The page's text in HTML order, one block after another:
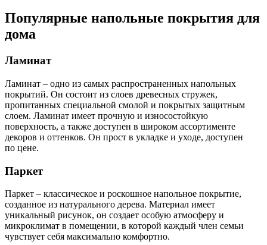
Популярные напольные покрытия для
дома
Ламинат
Ламинат – одно из самых распространенных напольных
покрытий. Он состоит из слоев древесных стружек,
пропитанных специальной смолой и покрытых защитным
слоем. Ламинат имеет прочную и износостойкую
поверхность, а также доступен в широком ассортименте
декоров и оттенков. Он прост в укладке и уходе, доступен
по цене.
Паркет
Паркет – классическое и роскошное напольное покрытие,
созданное из натурального дерева. Материал имеет
уникальный рисунок, он создает особую атмосферу и
микроклимат в помещении, в которой каждый член семьи
чувствует себя максимально комфортно.